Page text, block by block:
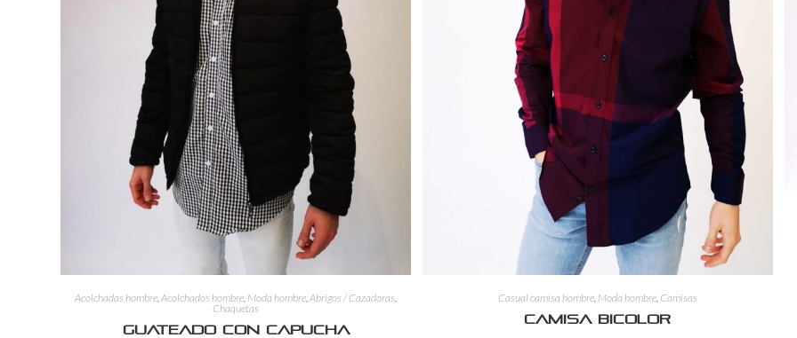
Acolchadas hombre ,Acolchados hombre Moda hombre ,Abrigos / Cazadoras
Chaquetas
Guateado con capucha
Casual camisa hombre, Moda hombre, Camisas
Camisa bicolor